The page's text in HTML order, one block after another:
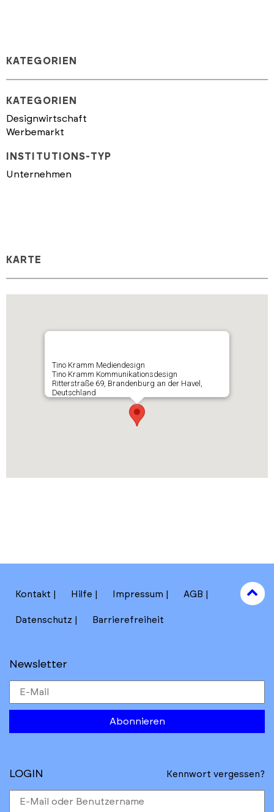
KATEGORIEN
KATEGORIEN
Designwirtschaft
Werbemarkt
INSTITUTIONS-TYP
Unternehmen
KARTE
Tino Kramm Mediendesign
Tino Kramm Kommunikationsdesign
Ritterstraße 69, Brandenburg an der Havel,
Deutschland
Kontakt Hilfe Impressum AGB
Datenschutz Barrierefreiheit
Newsletter
Abonnieren
to
top
LOGIN Kennwort vergessen?